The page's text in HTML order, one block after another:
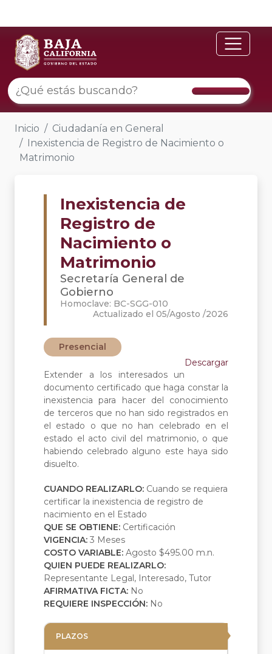
Inicio
Ciudadanía en General
Inexistencia de Registro de Nacimiento o
Matrimonio
Inexistencia de
Registro de
Nacimiento o
Matrimonio
Secretaría General de
Gobierno
Homoclave: BC-SGG-010
Actualizado el 05/Agosto /2026
Presencial
Descargar
Extender a los interesados un
documento certificado que haga constar la
inexistencia para hacer del conocimiento
de terceros que no han sido registrados en
el estado o que no han celebrado en el
estado el acto civil del matrimonio, o que
habiendo celebrado alguno este haya sido
disuelto.
CUANDO REALIZARLO: Cuando se requiera
certificar la inexistencia de registro de
nacimiento en el Estado
QUE SE OBTIENE: Certificación
VIGENCIA: 3 Meses
COSTO VARIABLE: Agosto $495.00 m.n.
QUIEN PUEDE REALIZARLO:
Representante Legal, Interesado, Tutor
AFIRMATIVA FICTA: No
REQUIERE INSPECCIÓN: No
PLAZOS